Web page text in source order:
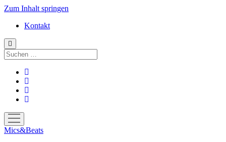
Zum Inhalt springen
Kontakt
Suchen
Menü
öffnen
Mics&Beats